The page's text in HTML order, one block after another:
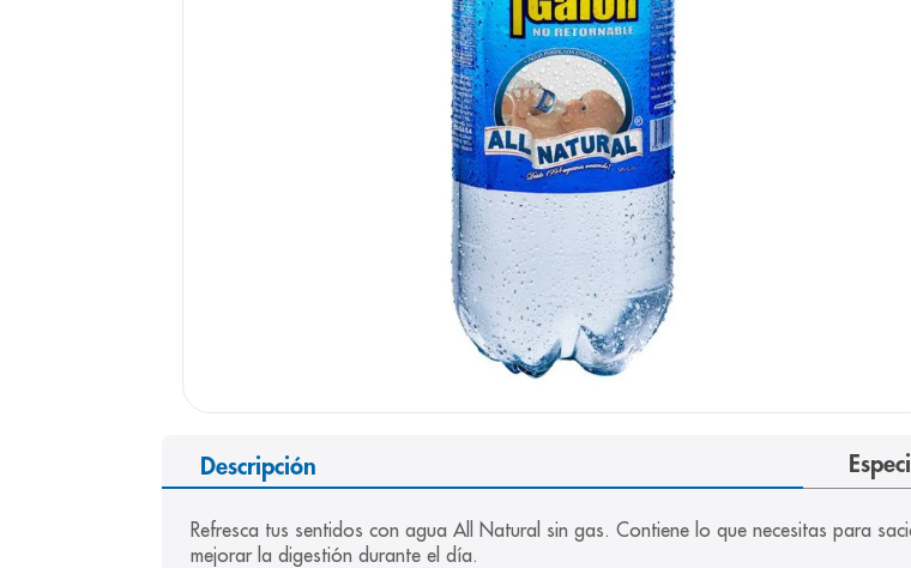
Descripción
Refresca tus sentidos con agua All Natural sin gas. Contiene lo que necesitas para
mejorar la digestión durante el día.
panolini
.prueba embarazo